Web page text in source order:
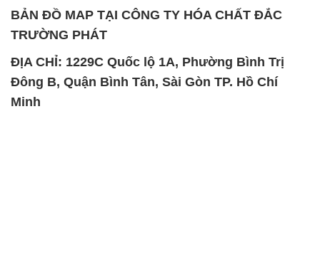
BẢN ĐỒ MAP TẠI CÔNG TY HÓA CHẤT ĐẮC
TRƯỜNG PHÁT
ĐỊA CHỈ: 1229C Quốc lộ 1A, Phường Bình Trị
Đông B, Quận Bình Tân, Sài Gòn TP. Hồ Chí
Minh